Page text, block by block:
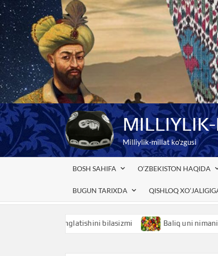
Skip
to
content
Milliylik-millat ko'zgusi
BOSH SAHIFA O’ZBEKISTON HAQIDA
BUGUN TARIXDA QISHLOQ
nimani anglatishini bilasizmi Baliq uni nimani